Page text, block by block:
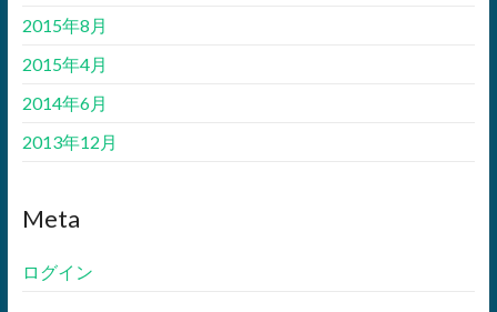
2015年8月
2015年4月
2014年6月
2013年12月
Meta
ログイン